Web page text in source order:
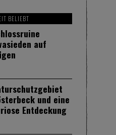
BELIEBT
auf
und eine
Entdeckung